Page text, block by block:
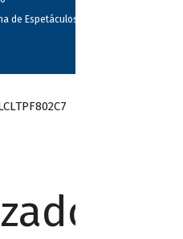
de Espetáculos